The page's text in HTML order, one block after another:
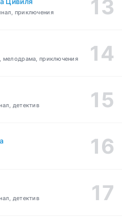
приключения
мелодрама, приключения
детектив
детектив